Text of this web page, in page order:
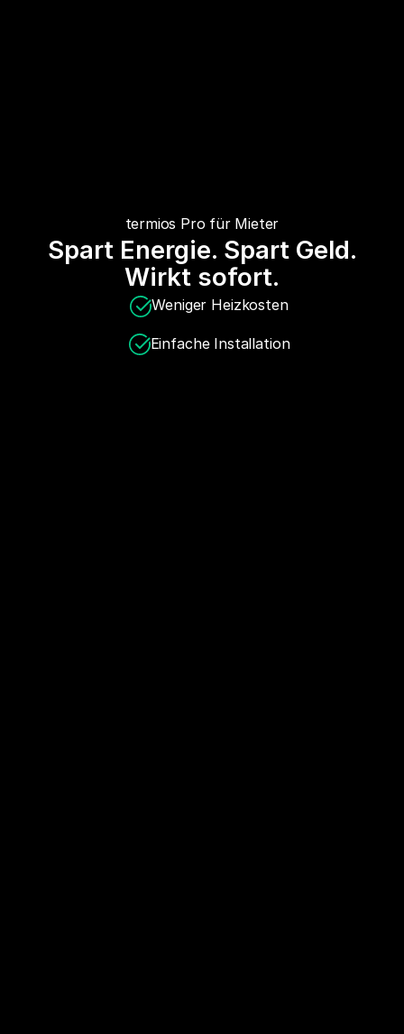
termios Pro für Mieter
Spart Energie. Spart Geld.
Wirkt sofort.
Weniger Heizkosten
Einfache Installation